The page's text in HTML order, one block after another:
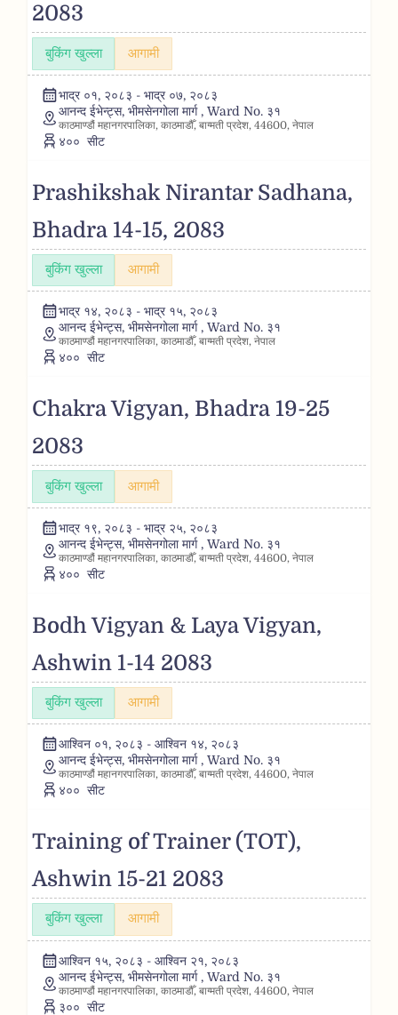
2083
बुकिंग खुल्ला आगामी
भाद्र ०१, २०८३ - भाद्र ०७, २०८३
आनन्द ईभेन्ट्स, भीमसेनगोला मार्ग , Ward No. ३१
काठमाण्डौं महानगरपालिका, काठमाडौँ, बाग्मती प्रदेश, 44600, नेपाल
४०० सीट
Prashikshak Nirantar Sadhana,
Bhadra 14-15, 2083
बुकिंग खुल्ला आगामी
भाद्र १४, २०८३ - भाद्र १५, २०८३
आनन्द ईभेन्ट्स, भीमसेनगोला मार्ग , Ward No. ३१
काठमाण्डौं महानगरपालिका, काठमाडौँ, बाग्मती प्रदेश, नेपाल
४०० सीट
Chakra Vigyan, Bhadra 19-25
2083
बुकिंग खुल्ला आगामी
भाद्र १९, २०८३ - भाद्र २५, २०८३
आनन्द ईभेन्ट्स, भीमसेनगोला मार्ग , Ward No. ३१
काठमाण्डौं महानगरपालिका, काठमाडौँ, बाग्मती प्रदेश, 44600, नेपाल
४०० सीट
Bodh Vigyan & Laya Vigyan,
Ashwin 1-14 2083
बुकिंग खुल्ला आगामी
आश्विन ०१, २०८३ - आश्विन १४, २०८३
आनन्द ईभेन्ट्स, भीमसेनगोला मार्ग , Ward No. ३१
काठमाण्डौं महानगरपालिका, काठमाडौँ, बाग्मती प्रदेश, 44600, नेपाल
४०० सीट
Training of Trainer (TOT),
Ashwin 15-21 2083
बुकिंग खुल्ला आगामी
आश्विन १५, २०८३ - आश्विन २१, २०८३
आनन्द ईभेन्ट्स, भीमसेनगोला मार्ग , Ward No. ३१
काठमाण्डौं महानगरपालिका, काठमाडौँ, बाग्मती प्रदेश, 44600, नेपाल
३०० सीट